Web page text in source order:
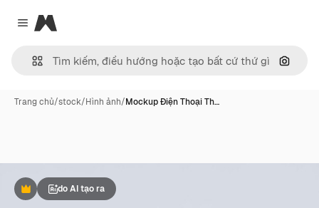
Close menu
Magnific
Tìm
Trang chủ/stock/Hình ảnh/Mockup Điện Thoại Th…
Phần thưởngdo AI tạo ra